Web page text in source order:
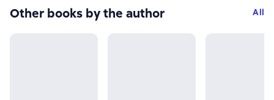
Other books by the author All